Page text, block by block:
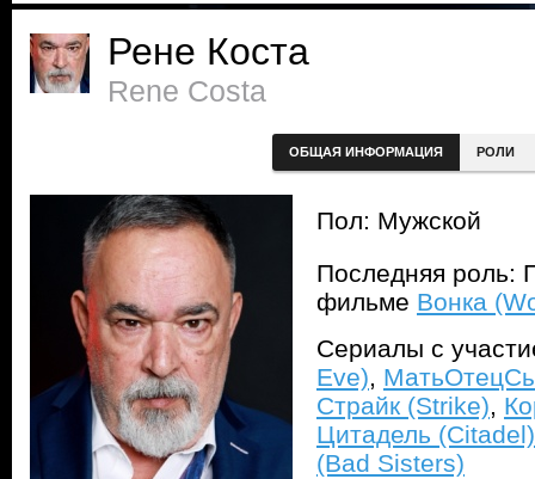
Рене Коста
Rene Costa
ОБЩАЯ ИНФОРМАЦИЯ РОЛИ
Пол: Мужской
Последняя роль:
фильме Вонка
Сериалы с
Eve),
Страйк (Strike),
Цитадель (Citadel)
(Bad Sisters)